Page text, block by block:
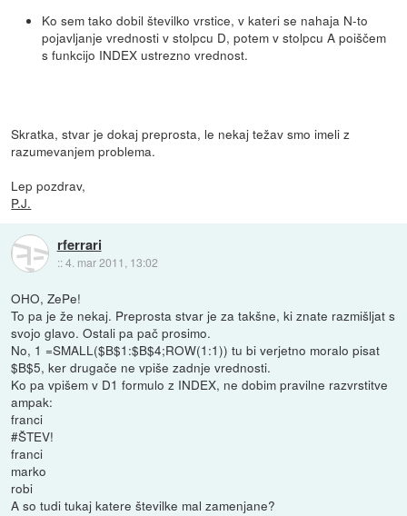
Ko sem tako dobil številko vrstice, v kateri se nahaja N-to
pojavljanje vrednosti v stolpcu D, potem v stolpcu A poiščem
s funkcijo INDEX ustrezno vrednost.
Skratka, stvar je dokaj preprosta, le nekaj težav smo imeli z
razumevanjem problema.
Lep pozdrav,
P.J.
rferrari
::4. mar 2011, 13:02
OHO, ZePe!
To pa je že nekaj. Preprosta stvar je za takšne, ki znate razmišljat s
svojo glavo. Ostali pa pač prosimo.
No, 1 =SMALL($B$1:$B$4;ROW(1:1)) tu bi verjetno moralo pisat
$B$5, ker drugače ne vpiše zadnje vrednosti.
Ko pa vpišem v D1 formulo z INDEX, ne dobim pravilne razvrstitve
ampak:
franci
#ŠTEV!
franci
marko
robi
A so tudi tukaj katere številke mal zamenjane?